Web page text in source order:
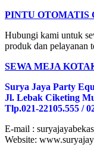
PINTU OTOMATIS
Hubungi kami untuk
produk dan pelayanan
SEWA MEJA
Surya Jaya Party
Jl. Lebak Ciketing
Tlp.021-22105.555 /
E-mail :
Website: